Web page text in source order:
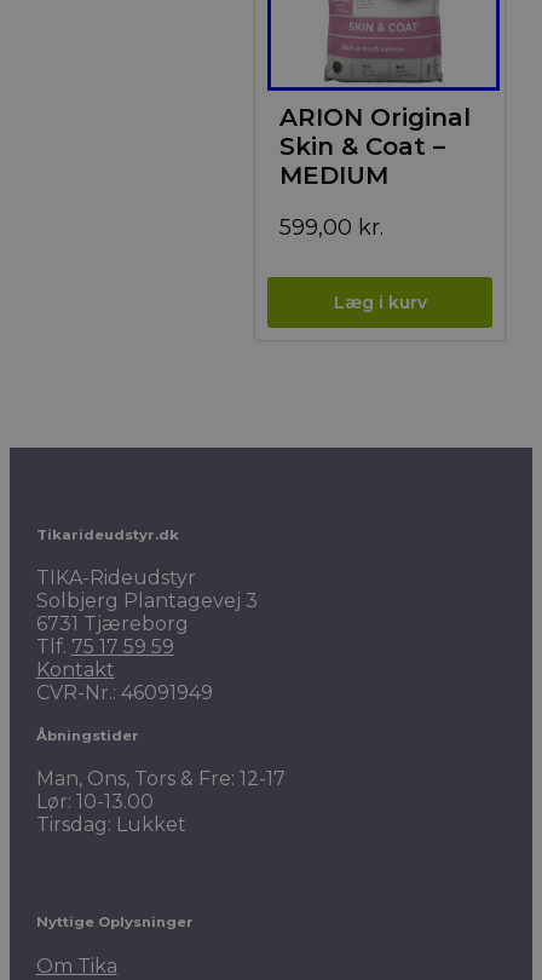
ARION Original
Skin & Coat –
MEDIUM
599,00 kr.
Tikarideudstyr.dk
TIKA-Rideudstyr
Solbjerg Plantagevej 3
6731 Tjæreborg
Tlf. 75 17 59 59
Kontakt
CVR-Nr.: 46091949
Åbningstider
Man, Ons, Tors & Fre: 12-17
Lør: 10-13.00
Tirsdag: Lukket
Nyttige Oplysninger
Om Tika